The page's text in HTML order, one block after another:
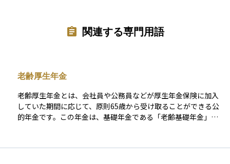
関連する専門用語
老齢厚生年金
老齢厚生年金とは、会社員や公務員などが厚生年金保険に加入
していた期間に応じて、原則65歳から受け取ることができる公
的年金です。この年金は、基礎年金である「老齢基礎年金」に
入期間が長いほど受け取れる年金額も多くなります。また、一